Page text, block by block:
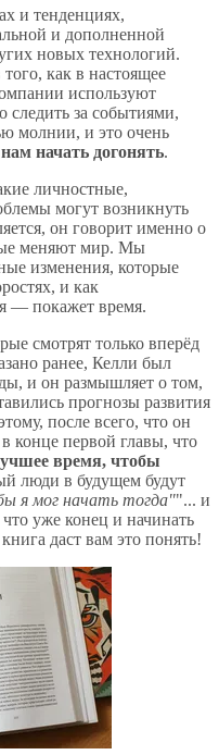
и тенденциях,
и дополненной
новых технологий.
как в настоящее
используют
следить за событиями,
молнии, и это очень
начать догонять.
личностные,
могут возникнуть
он говорит именно о
меняют мир. Мы
изменения, которые
и как
— покажет время.
смотрят только вперёд
ранее, Келли был
и он размышляет о том,
прогнозы развития
после всего, что он
конце первой главы, что
время, чтобы
люди в будущем будут
я мог начать тогда""... и
уже конец и начинать
даст вам это понять!